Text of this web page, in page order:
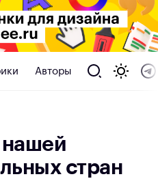
Авторы
нашей
стран